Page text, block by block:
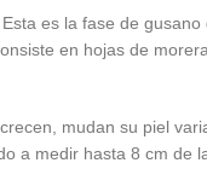
es la fase de
en hojas de
mudan su piel
medir hasta 8 cm